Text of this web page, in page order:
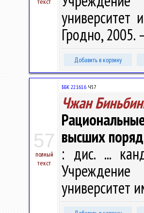
университет
Гродно, 2005.
Добавить в корзину
57
полный
текст
ББК 22.161.6 Ч57
Чжан
высших
: дис. ...
университет